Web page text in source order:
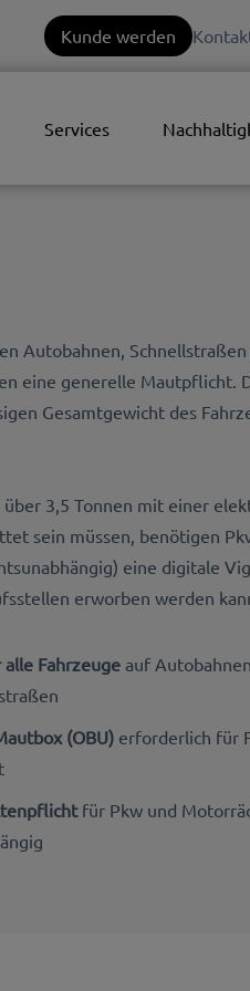
Kunde werden
Services
Autobahnen,
eine generelle Mautpflicht.
Gesamtgewicht des
3,5 Tonnen mit einer
sein müssen, benötigen
eine digitale
erworben werden
Fahrzeugeauf
(OBU) erforderlich für
für Pkw und